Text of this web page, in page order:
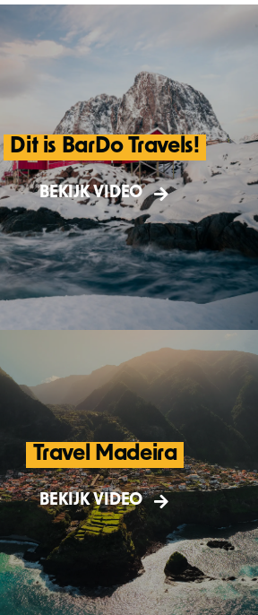
Dit is BarDo Travels!
Travels, een korte introductie van
mijn travel platform.
BEKIJK VIDEO
Travel Madeira
content reis naar het mysterieuze
Foto, video, drones en dat alles
voor diverse merken!
BEKIJK VIDEO